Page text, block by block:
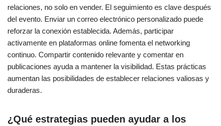
relaciones, no solo en vender. El seguimiento es clave después
del evento. Enviar un correo electrónico personalizado puede
reforzar la conexión establecida. Además, participar
activamente en plataformas online fomenta el networking
continuo. Compartir contenido relevante y comentar en
publicaciones ayuda a mantener la visibilidad. Estas prácticas
aumentan las posibilidades de establecer relaciones valiosas y
duraderas.
¿Qué estrategias pueden ayudar a los